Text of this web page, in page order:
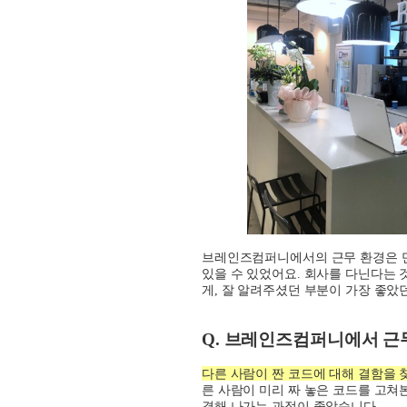
브레인즈컴퍼니에서의 근무 환경은
있을 수 있었어요
회사를 다닌다는
게
잘 알려주셨던 부분이 가장 좋았
Q. 브레인즈컴퍼니에서
다른 사람이 짠 코드에 대해 결함을
른 사람이 미리 짜 놓은 코드를 고쳐